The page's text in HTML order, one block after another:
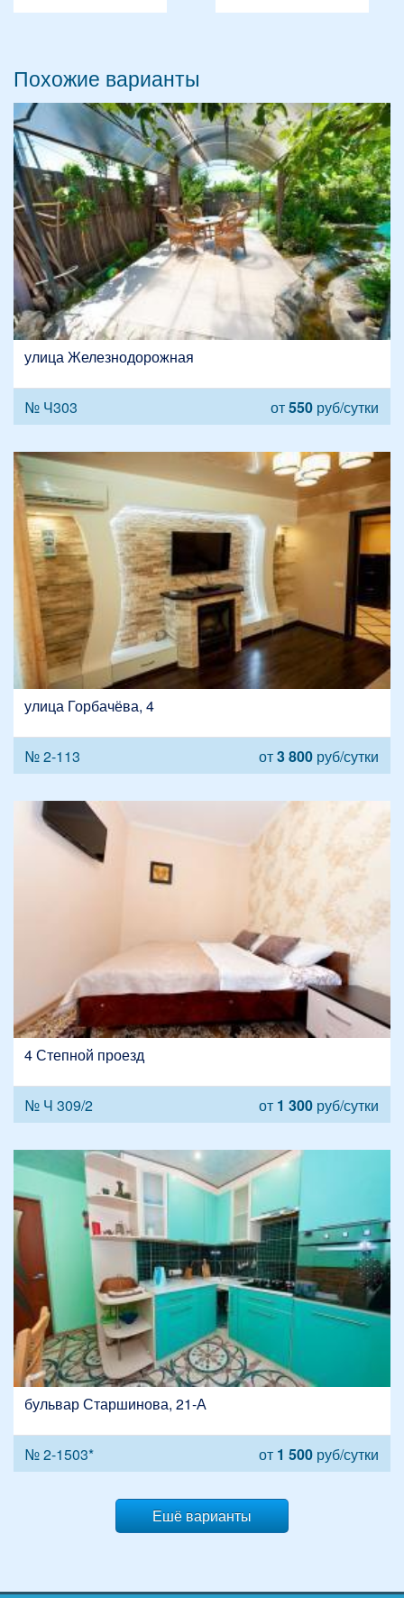
Похожие варианты
улица Железнодорожная
№ Ч303 от550 руб/сутки
улица Горбачёва, 4
№ 2-113 от3 800 руб/сутки
4 Степной проезд
№ Ч 309/2 от 1 300 руб/сутки
бульвар Старшинова, 21-А
№ 2-1503* от 1 500 руб/сутки
Ешё варианты